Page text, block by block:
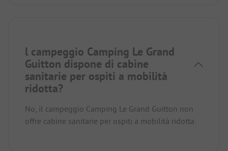
l campeggio Camping Le Grand
Guitton dispone di cabine
sanitarie per ospiti a mobilità
ridotta?
No, il campeggio Camping Le Grand Guitton non
offre cabine sanitarie per ospiti a mobilità ridotta.